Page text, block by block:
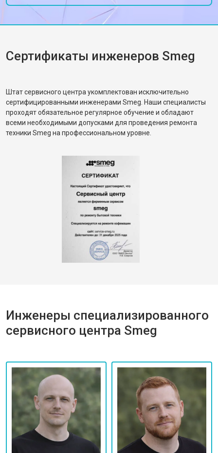
Сертификаты инженеров Smeg
Штат сервисного центра укомплектован исключительно
сертифицированными инженерами Smeg. Наши специалисты
проходят обязательное регулярное обучение и обладают
всеми необходимыми допусками для проведения ремонта
техники Smeg на профессиональном уровне.
Инженеры специализированного
сервисного центра Smeg